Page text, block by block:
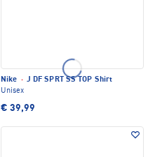
Nike · J DF SPRT SS TOP Shirt
Unisex
€ 39,99